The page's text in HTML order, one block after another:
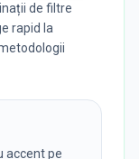
de filtre
rapid la
accent pe